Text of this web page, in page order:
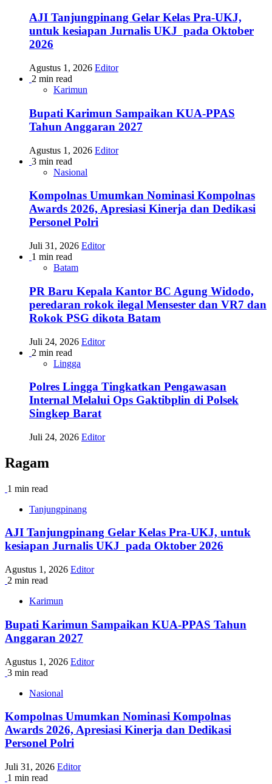
AJI Tanjungpinang Gelar Kelas Pra-UKJ,
untuk kesiapan Jurnalis UKJ pada Oktober
2026
Agustus 1, 2026 Editor
2 min read
Karimun
Bupati Karimun Sampaikan KUA-PPAS
Tahun Anggaran 2027
Agustus 1, 2026 Editor
3 min read
Nasional
Kompolnas Umumkan Nominasi Kompolnas
Awards 2026, Apresiasi Kinerja dan Dedikasi
Personel Polri
Juli 31, 2026 Editor
1 min read
Batam
PR Baru Kepala Kantor BC Agung Widodo,
peredaran rokok ilegal Mensester dan VR7 dan
Rokok PSG dikota Batam
Juli 24, 2026 Editor
2 min read
Lingga
Polres Lingga Tingkatkan Pengawasan
Internal Melalui Ops Gaktibplin di Polsek
Singkep Barat
Juli 24, 2026 Editor
Ragam
1 min read
Tanjungpinang
AJI Tanjungpinang Gelar Kelas Pra-UKJ, untuk
kesiapan Jurnalis UKJ pada Oktober 2026
Agustus 1, 2026 Editor
2 min read
Karimun
Bupati Karimun Sampaikan KUA-PPAS Tahun
Anggaran 2027
Agustus 1, 2026 Editor
3 min read
Nasional
Kompolnas Umumkan Nominasi Kompolnas
Awards 2026, Apresiasi Kinerja dan Dedikasi
Personel Polri
Juli 31, 2026 Editor
1 min read